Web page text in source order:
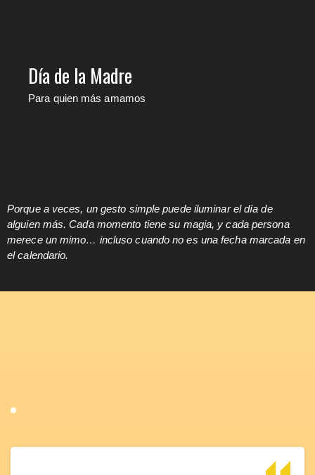
Día de la Madre
Para quien más amamos
Porque a veces, un gesto simple puede iluminar el día de
alguien más. Cada momento tiene su magia, y cada persona
merece un mimo… incluso cuando no es una fecha marcada en
el calendario.